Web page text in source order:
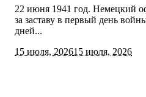
22 июня 1941 год. Немецкий
за заставу в первый день
дней...
15 июля, 202615 июля, 2026